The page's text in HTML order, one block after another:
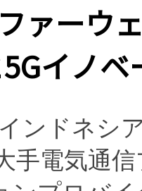
ァーウ
イノ
ンドネシ
手電気通